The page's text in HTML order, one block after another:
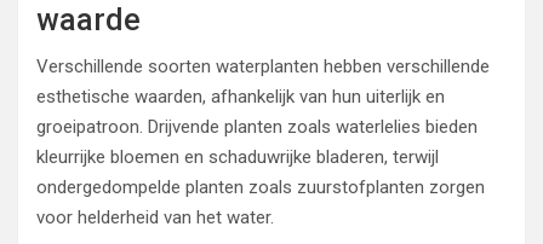
waarde
Verschillende soorten waterplanten hebben verschillende
esthetische waarden, afhankelijk van hun uiterlijk en
groeipatroon. Drijvende planten zoals waterlelies bieden
kleurrijke bloemen en schaduwrijke bladeren, terwijl
ondergedompelde planten zoals zuurstofplanten zorgen
voor helderheid van het water.